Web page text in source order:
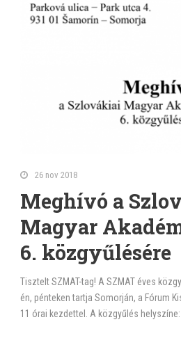
26 nov 2018
Meghívó a
Magyar
6. közgyűlésére
Tisztelt SZMAT-tag! A SZMAT éves
én, pénteken tartja Somorján, a Fórum
11 órai kezdettel. A közgyűlés helyszíne: